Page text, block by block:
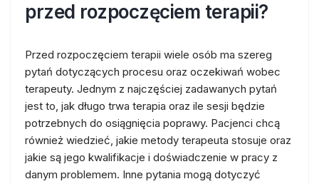
przed rozpoczęciem terapii?
Przed rozpoczęciem terapii wiele osób ma szereg
pytań dotyczących procesu oraz oczekiwań wobec
terapeuty. Jednym z najczęściej zadawanych pytań
jest to, jak długo trwa terapia oraz ile sesji będzie
potrzebnych do osiągnięcia poprawy. Pacjenci chcą
również wiedzieć, jakie metody terapeuta stosuje oraz
jakie są jego kwalifikacje i doświadczenie w pracy z
danym problemem. Inne pytania mogą dotyczyć